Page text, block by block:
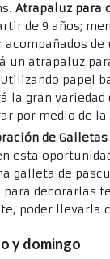
Atrapaluz para
de 9 años;
de
un atrapaluz
papel
la gran variedad
por medio de la
de Galletas
esta
galleta de
para decorarlas
poder llevarla
y domingo